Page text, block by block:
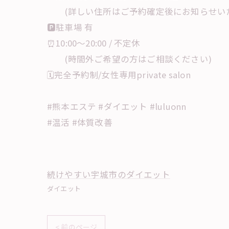
(詳しい住所はご予約確定後にお知らせい
🅿️駐車場 有
⏰10:00〜20:00 / 不定休
(時間外ご希望の方はご相談ください)
🗓️完全予約制/女性専用private salon
#熊本エステ #ダイエット #luluonn
#温活 #体質改善
続けやすい宇城市のダイエット
ダイエット
< 前のページ